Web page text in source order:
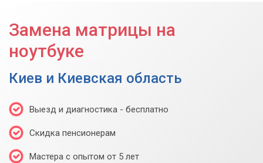
Замена матрицы на
ноутбуке
Киев и Киевская область
Выезд и диагностика - бесплатно
Скидка пенсионерам
Мастера с опытом от 5 лет